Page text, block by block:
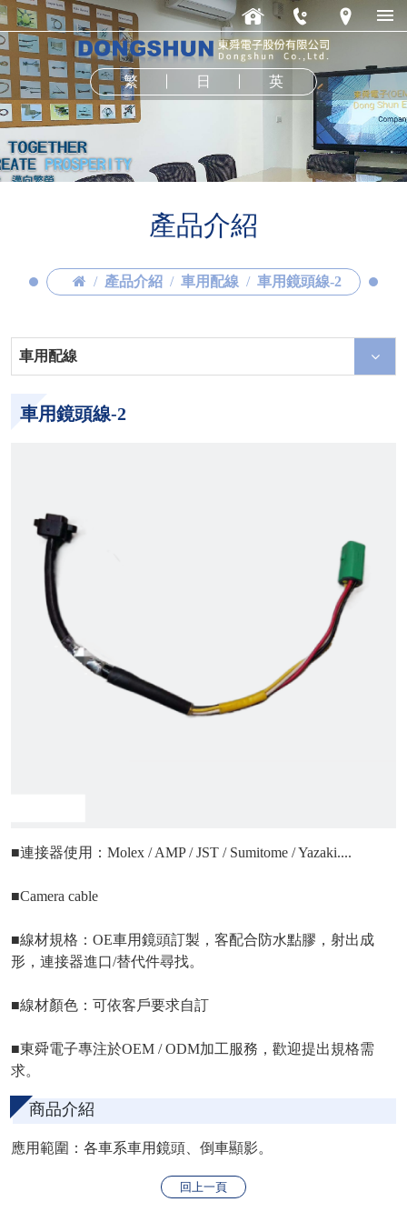
繁 日 英
產品介紹
產品介紹 車用配線 車用鏡頭線-2
車用配線
車用鏡頭線-2
■連接器使用：Molex / AMP / JST / Sumitome / Yazaki....
■Camera cable
■線材規格：OE車用鏡頭訂製，客配合防水點膠，射出成
形，連接器進口/替代件尋找。
■線材顏色：可依客戶要求自訂
■東舜電子專注於OEM / ODM加工服務，歡迎提出規格需
求。
商品介紹
應用範圍：各車系車用鏡頭、倒車顯影。
回上一頁